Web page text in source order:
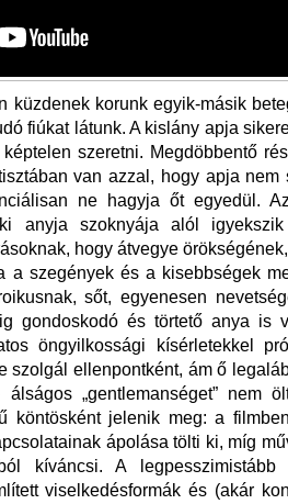
küzdenek korunk egyik-másik
fiúkat látunk. A kislány apja
szeretni. Megdöbbentő
van azzal, hogy apja nem
ne hagyja őt egyedül.
anyja szoknyája alól
hogy átvegye
a szegények és a kisebbségek
sőt, egyenesen
gondoskodó és törtető anya is
öngyilkossági kísérletekkel
szolgál ellenpontként, ám ő
álságos „gentlemanséget” nem
köntösként jelenik meg: a
ápolása tölti ki, míg
kíváncsi. A
viselkedésformák és (akár